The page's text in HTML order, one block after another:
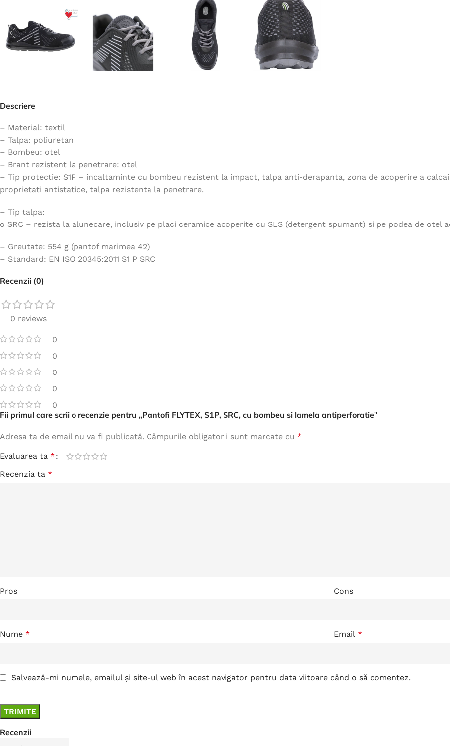
Hanorace
Veste
Combinezoane
Halate
Șorțuri
Accesorii
Descriere
– Material: textil
– Talpa: poliuretan
– Bombeu: otel
– Brant rezistent la penetrare: otel
– Tip protectie: S1P – incaltaminte cu bombeu rezistent la impact, talpa anti-derapanta, zona de acoperire a
proprietati antistatice, talpa rezistenta la penetrare.
– Tip talpa:
o SRC – rezista la alunecare, inclusiv pe placi ceramice acoperite cu SLS (detergent spumant) si pe podea de otel
– Greutate: 554 g (pantof marimea 42)
– Standard: EN ISO 20345:2011 S1 P SRC
Recenzii (0)
0 reviews
0
0
0
0
0
Recenzii
Fii primul care scrii o recenzie pentru „Pantofi FLYTEX, S1P, SRC, cu bombeu si lamela antiperforatie”
Adresa ta de email nu va fi publicată. Câmpurile obligatorii sunt marcate cu *
Evaluarea ta *
Recenzia ta *
Pros Cons
Nume * Email *
Salvează-mi numele, emailul și site-ul web în acest navigator pentru data viitoare când o să comentez.